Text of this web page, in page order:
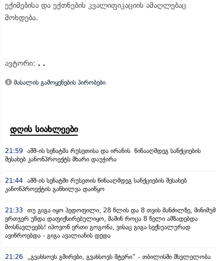
ექიმებისა და ექთნების კვალიფიკაციის ამაღლებაც
მოხდება.
ავტორი: . .
მასალის გამოყენების პირობები
დღის სიახლეები
21:59 აშშ-ის სენატმა რუსეთისა და ირანის წინააღმდეგ სანქციების
შესახებ კანონპროექტს მხარი დაუჭირა
21:44 აშშ-ის სენატში რუსეთის წინააღმდეგ სანქციების შესახებ
კანონპროექტის განხილვა დაიწყო
21:33 თუ გიგა იყო პედოფილი, 28 წლის და 8 თვის მანძილზე, მინიმუმ
ერთჯერ უნდა დაფიქსირებულიყო, მაშინ როცა 8 წელი ამზადებდა
მოსწავლეებს! იპოვონ ერთი გოგონა, ვისაც გიგა სექსუალურად
ავიწროებდა - გიგა ავალიანის დედა
21:26
„გვახსოვს გმირები, გვახსოვს მტერი” - თბილისში მსვლელობა